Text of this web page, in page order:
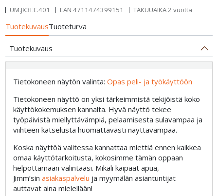
UM.JX3EE.401 EAN 4711474399151 TAKUUAIKA 2 vuotta
TuotekuvausTuoteturva
Tuotekuvaus
Tietokoneen näytön valinta:Opas peli- ja työkäyttöön
Tietokoneen näyttö on yksi tärkeimmistä tekijöistä koko
käyttökokemuksen kannalta. Hyvä näyttö tekee
työpäivistä miellyttävämpiä, pelaamisesta sulavampaa ja
viihteen katselusta huomattavasti näyttävämpää.
Koska näyttöä valitessa kannattaa miettiä ennen kaikkea
omaa käyttötarkoitusta, kokosimme tämän oppaan
helpottamaan valintaasi. Mikäli kaipaat apua,
Jimm’sinasiakaspalvelu ja myymälän asiantuntijat
auttavat aina mielellään!